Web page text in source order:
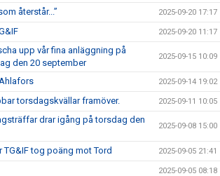
återstår...” 2025-09-20 17:17
2025-09-20 11:17
upp vår fina anläggning på
den 20 september
2025-09-15 10:09
2025-09-14 19:02
torsdagskvällar framöver. 2025-09-11 10:05
drar igång på torsdag den
2025-09-08 15:00
TG&IF tog poäng mot Tord 2025-09-05 21:41
2025-09-05 08:18